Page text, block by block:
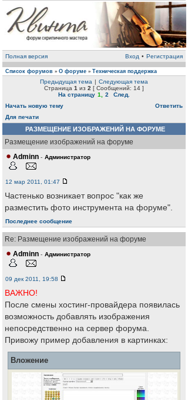
Полная версия Вход • Регистрация
Список форумов » О форуме » Техническая поддержка
Предыдущая тема | Следующая тема
Страница 1 из 2 [ Сообщений: 14 ]
На страницу 1 2
След.
Начать новую тему
Ответить
Для печати
РАЗМЕЩЕНИЕ ИЗОБРАЖЕНИЙ НА ФОРУМЕ
Размещение изображений на форуме
Adminn - Администратор
12 мар 2011, 01:47
Частенько возникает вопрос "как же
разместить фото инструмента на форуме".
Последнее сообщение
Re: Размещение изображений на форуме
Adminn - Администратор
09 дек 2011, 19:58
ВАЖНО!
После смены хостинг-провайдера появилась
возможность добавлять изображения
непосредственно на сервер форума.
Привожу пример добавления в картинках:
Вложение